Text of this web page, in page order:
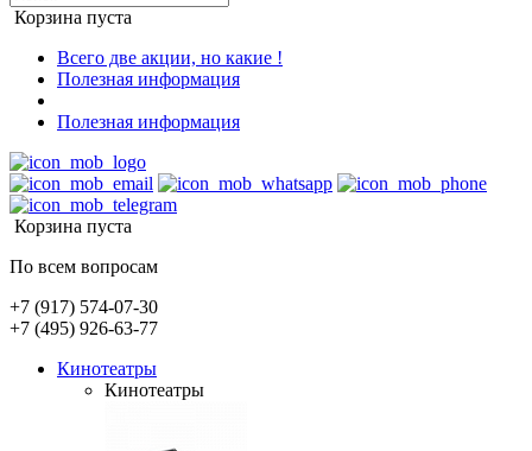
Корзина пуста
Всего две акции, но какие !
Полезная информация
Полезная информация
Корзина пуста
По всем вопросам
+7 (917) 574-07-30
+7 (495) 926-63-77
Кинотеатры
Кинотеатры